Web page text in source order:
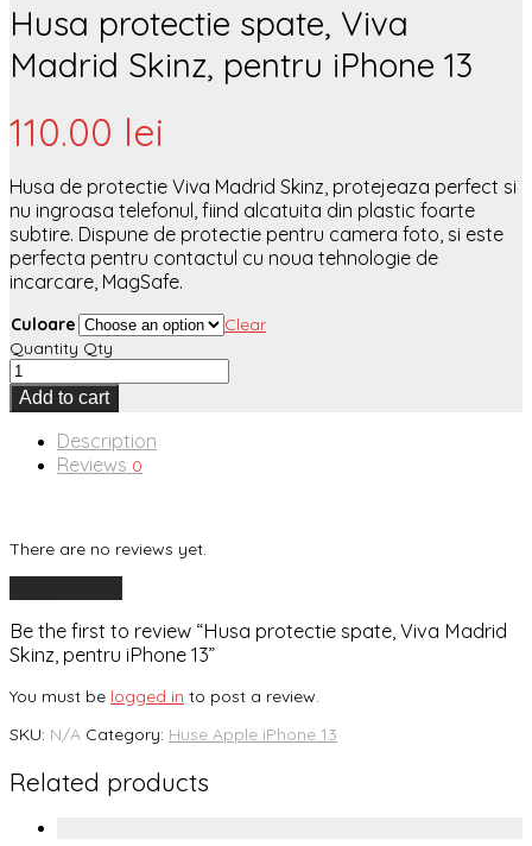
Husa protectie spate, Viva
Madrid Skinz, pentru iPhone 13
110.00 lei
Husa de protectie Viva Madrid Skinz, protejeaza perfect si
nu ingroasa telefonul, fiind alcatuita din plastic foarte
subtire. Dispune de protectie pentru camera foto, si este
perfecta pentru contactul cu noua tehnologie de
incarcare, MagSafe.
Culoare
Clear
Quantity Qty
Add to cart
Description
Reviews 0
There are no reviews yet.
Be the first to review “Husa protectie spate, Viva Madrid
Skinz, pentru iPhone 13”
You must be logged in to post a review.
SKU: N/A Category: Huse Apple iPhone 13
Related products